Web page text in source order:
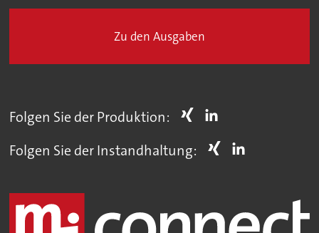
Zu den Ausgaben
Folgen Sie der Produktion:
Folgen Sie der Instandhaltung: